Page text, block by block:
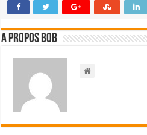
A propos bOb